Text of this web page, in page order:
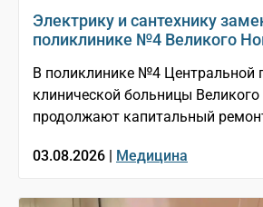
Электрику и сантехнику
поликлинике №4 Великого
В поликлинике №4 Центральной
клинической больницы
продолжают капитальный
03.08.2026 | Медицина